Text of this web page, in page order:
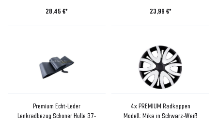
28,45 €* 23,99 €*
Premium Echt-Leder
Lenkradbezug Schoner Hülle 37-
4x PREMIUM Radkappen
Modell: Mika in Schwarz-Weiß